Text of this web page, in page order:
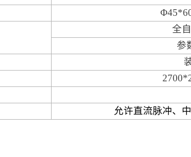
全
参
允许直流脉冲、